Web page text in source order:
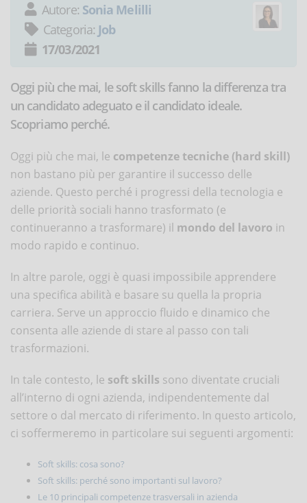
Autore: Sonia Melilli
Categoria: Job
17/03/2021
Oggi più che mai, le soft skills fanno la differenza tra
un candidato adeguato e il candidato ideale.
Scopriamo perché.
Oggi più che mai, le competenze tecniche (hard skill)
non bastano più per garantire il successo delle
aziende. Questo perché i progressi della tecnologia e
delle priorità sociali hanno trasformato (e
continueranno a trasformare) il mondo del lavoro in
modo rapido e continuo.
In altre parole, oggi è quasi impossibile apprendere
una specifica abilità e basare su quella la propria
carriera. Serve un approccio fluido e dinamico che
consenta alle aziende di stare al passo con tali
trasformazioni.
In tale contesto, le soft skills sono diventate cruciali
all’interno di ogni azienda, indipendentemente dal
settore o dal mercato di riferimento. In questo articolo,
ci soffermeremo in particolare sui seguenti argomenti:
Soft skills: cosa sono?
Soft skills: perché sono importanti sul lavoro?
Le 10 principali competenze trasversali in azienda